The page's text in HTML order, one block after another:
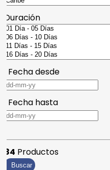
desde
hasta
Productos
Buscar